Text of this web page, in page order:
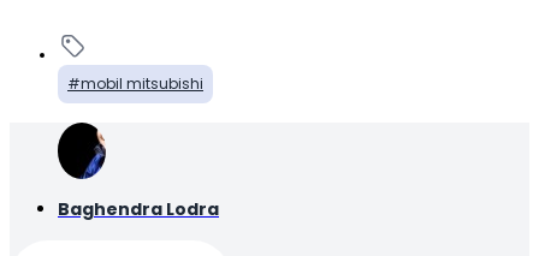
mobil mitsubishi
Baghendra Lodra